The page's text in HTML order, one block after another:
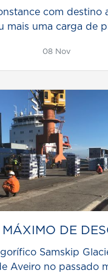
com destino
mais uma carga de
08 Nov
MÁXIMO DE
Samskip
Aveiro no passado